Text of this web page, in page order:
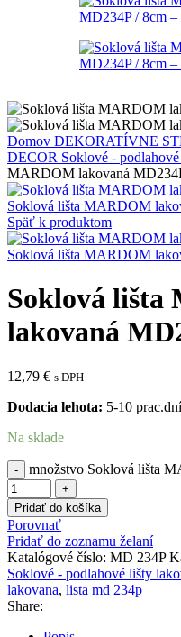
Domov DEKORATÍVNE
DECOR Soklové -
MARDOM lakovaná
Soklová lišta MARDOM
Späť k produktom
Soklová lišta MARDOM
Soklová lišta
lakovaná
12,79 € s DPH
Dodacia lehota: 5-10 prac.dní
Na sklade
množstvo Soklová lišta
Pridať do košíka
Porovnať
Pridať do zoznamu želaní
Katalógové číslo: MD 234P
Soklové - podlahové lišty
lakovana, lista md 234p
Share: